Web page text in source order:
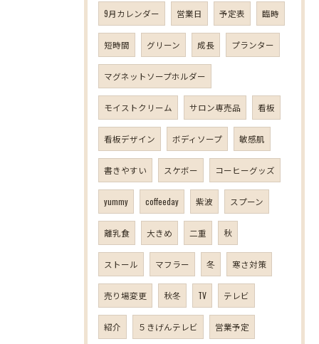
9月カレンダー 営業日 予定表 臨時
短時間 グリーン 成長 プランター
マグネットソープホルダー
モイストクリーム サロン専売品 看板
看板デザイン ボディソープ 敏感肌
書きやすい スケボー コーヒーグッズ
yummy coffeeday 紫波 スプーン
離乳食 大きめ 二重 秋
ストール マフラー 冬 寒さ対策
売り場変更 秋冬 TV テレビ
紹介 ５きげんテレビ 営業予定